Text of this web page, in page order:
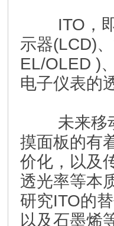
薄膜强势替代技术 (2016-03-
细胞纳米机器人 (2016-03-20)
存储芯片问世 (2016-08-29)
半导体产业回流美国 (2016-09-
纳米银透明导电薄膜替代ITO
01-28)
时代，且可变成人类皮肤
下降20%，量子点电视市场空
ITO，即
示器(LCD)
EL/OLED )
电子仪表的
未来移动
摸面板的有
价化，以及
透光率等本
研究ITO的
以及石墨烯